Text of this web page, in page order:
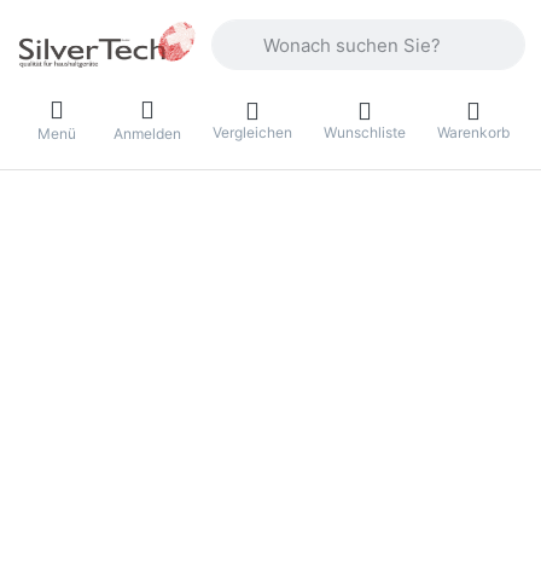
Menü Anmelden Vergleichen Wunschliste Warenkorb